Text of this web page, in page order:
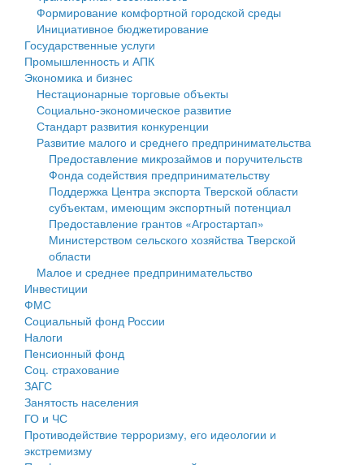
Государственные услуги
Промышленность и АПК
Экономика и бизнес
Символика
Устав
Гостям округа
Туризм
Культура
Образование
Здравоохранение
Социальная защита
Фотоальбом
муниципального округа Тверской области
Администрация Кашинского муниципального округа
Тверской области
Управление сельскими территориями
Открытые данные
Работа с обращениями граждан
Муниципальный контроль
Муниципальные услуги
Проекты административных регламентов
Антимонопольный комплаенс
Противодействие коррупции
Финансовое управление
Бюджет для граждан
Имущество
Выявление правообладателей ранее учтенных
объектов недвижимости
Имущественная поддержка субъектов малого и
среднего предпринимательства
Информационная поддержка субъектов малого и
среднего предпринимательства
Муниципальные программы
Контрольно-счетная палата
Персональные данные
Оценка регулирующего воздействия
Деятельность МУ
Формирование комфортной городской среды
Инициативное бюджетирование
Государственные услуги
Промышленность и АПК
Экономика и бизнес
Нестационарные торговые объекты
Социально-экономическое развитие
Стандарт развития конкуренции
Развитие малого и среднего предпринимательства
Предоставление микрозаймов и поручительств
Фонда содействия предпринимательству
Поддержка Центра экспорта Тверской области
субъектам, имеющим экспортный потенциал
Предоставление грантов «Агростартап»
Министерством сельского хозяйства Тверской
области
Малое и среднее предпринимательство
Инвестиции
ФМС
Социальный фонд России
Налоги
Пенсионный фонд
Соц. страхование
ЗАГС
Занятость населения
ГО и ЧС
Противодействие терроризму, его идеологии и
экстремизму